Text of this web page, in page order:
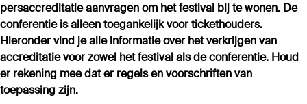
persaccreditatie aanvragen om het festival bij te wonen. De
conferentie is alleen toegankelijk voor tickethouders.
Hieronder vind je alle informatie over het verkrijgen van
accreditatie voor zowel het festival als de conferentie. Houd
er rekening mee dat er regels en voorschriften van
toepassing zijn.